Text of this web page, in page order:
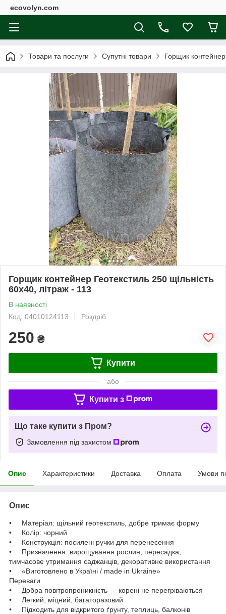
ecovolyn.com
Товари та послуги Супутні товари Горщик контейнер
Горщик контейнер Геотекстиль 250 щільність
60x40, літраж - 113
В наявності
Код: 04010124113
Роздріб
250 ₴
Купити
або
Купити з
Що таке купити з Пром?
Замовлення під захистом
Опис Характеристики Доставка Оплата Умови
Опис
• Матеріал: щільний геотекстиль, добре тримає форму
• Колір: чорний
• Конструкція: посилені ручки для перенесення
• Призначення: вирощування рослин, пересадка,
тимчасове утримання саджанців, декоративне використання
• «Виготовлено в Україні / made in Ukraine»
Переваги
• Добра повітропроникність — корені не перегріваються
• Легкий, міцний, багаторазовий
• Підходить для відкритого ґрунту, теплиць, балконів